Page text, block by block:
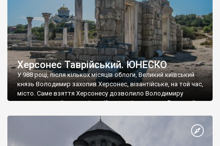
Херсонес Таврійський. ЮНЕСКО
У 988 році, після кількох місяців облоги, Великий київський
князь Володимир захопив Херсонес, візантійське, на той час,
місто. Саме взяття Херсонесу дозволило Володимиру
диктувати свої умови візантійському імператору Василю ІІ, та
Херсонесі Володимир-язичник, став Василем-християнином.
А потім було Хрещення Русі. На честь Херсонесу Таврійського